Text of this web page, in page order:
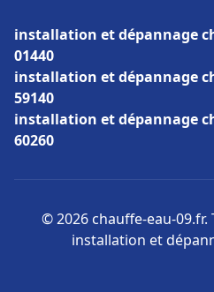
installation et dépannage
01440
installation et dépannage
59140
installation et dépannage
60260
© 2026 chauffe-eau-
installation et